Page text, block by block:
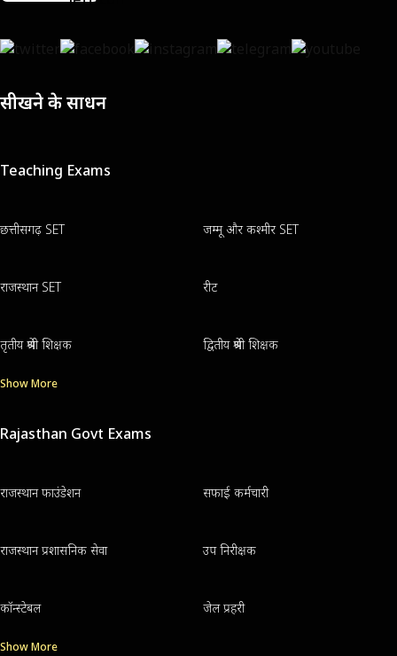
सीखने के साधन
Teaching Exams
छत्तीसगढ़ SET जम्मू और कश्मीर SET
राजस्थान SET रीट
तृतीय श्रेणी शिक्षक द्वितीय श्रेणी शिक्षक
Show More
Rajasthan Govt Exams
राजस्थान फाउंडेशन सफाई कर्मचारी
राजस्थान प्रशासनिक सेवा उप निरीक्षक
कॉन्स्टेबल जेल प्रहरी
Show More